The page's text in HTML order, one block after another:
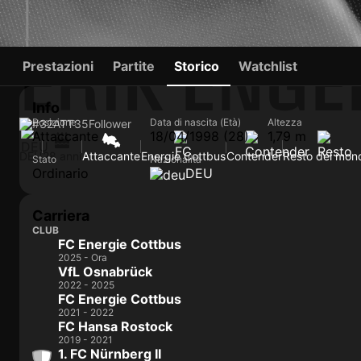
ERIK
#32ATT35Follower
DEU28 anni AttaccanteEnergie CottbusContenderResto del
Prestazioni Partite Storico Watchlist
Info
Posizione
Attaccante
Data di nascita (Età)
18/04/1998 (28)
Altezza
1,79 m
Stato
Ordinario
Nazionalità
DEU
Carriera
CLUB
FC Energie Cottbus
2025 - Ora
VfL Osnabrück
2022 - 2025
FC Energie Cottbus
2021 - 2022
FC Hansa Rostock
2019 - 2021
1. FC Nürnberg II